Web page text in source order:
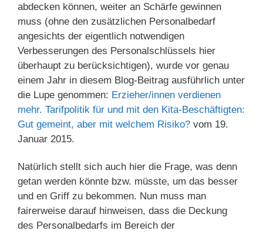
abdecken können, weiter an Schärfe gewinnen
muss (ohne den zusätzlichen Personalbedarf
angesichts der eigentlich notwendigen
Verbesserungen des Personalschlüssels hier
überhaupt zu berücksichtigen), wurde vor genau
einem Jahr in diesem Blog-Beitrag ausführlich unter
die Lupe genommen: Erzieher/innen verdienen
mehr. Tarifpolitik für und mit den Kita-Beschäftigten:
Gut gemeint, aber mit welchem Risiko? vom 19.
Januar 2015.
Natürlich stellt sich auch hier die Frage, was denn
getan werden könnte bzw. müsste, um das besser
und en Griff zu bekommen. Nun muss man
fairerweise darauf hinweisen, dass die Deckung
des Personalbedarfs im Bereich der